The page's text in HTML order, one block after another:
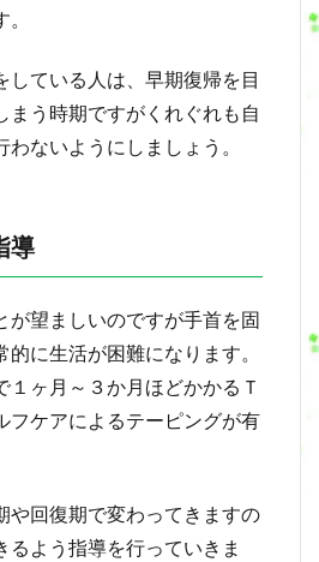
している人は、早期復帰を目
まう時期ですがくれぐれも自
ないようにしましょう。
導
が望ましいのですが手首を固
に生活が困難になります。
１ヶ月～３か月ほどかかるＴ
フケアによるテーピングが有
や回復期で変わってきますの
るよう指導を行っていきま